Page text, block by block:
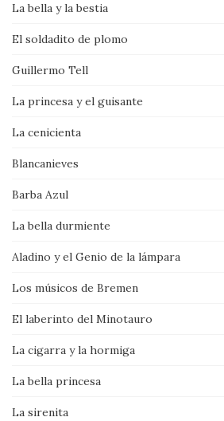
La bella y la bestia
El soldadito de plomo
Guillermo Tell
La princesa y el guisante
La cenicienta
Blancanieves
Barba Azul
La bella durmiente
Aladino y el Genio de la lámpara
Los músicos de Bremen
El laberinto del Minotauro
La cigarra y la hormiga
La bella princesa
La sirenita